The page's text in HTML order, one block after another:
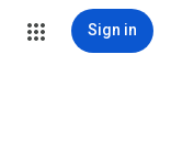
Sign in